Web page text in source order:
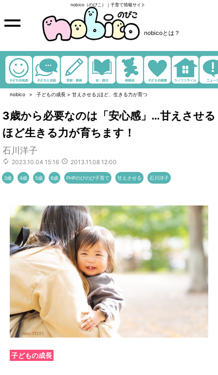
nobico（のびこ）｜子育て情報サイト
nobicoとは？
nobico 子どもの成長 > 甘えさせる｣ほど、生きる力が育つ
3歳から必要なのは「安心感」…甘えさせる
ほど生きる力が育ちます！
石川洋子
2023.10.04 15:16 2013.11.08 12:00
3歳 4歳 5歳 6歳 PHPのびのび子育て 甘えさせる 石川洋子
子どもの成長